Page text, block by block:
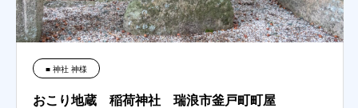
■ 神社 神様
おこり地蔵 稲荷神社 瑞浪市釜戸町町屋